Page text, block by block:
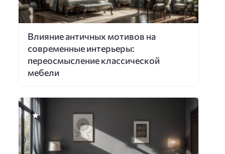
Влияние античных мотивов на
современные интерьеры:
переосмысление классической
мебели